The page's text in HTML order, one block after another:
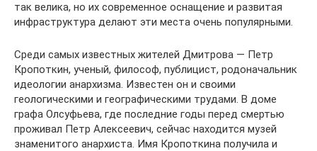
так велика, но их современное оснащение и развитая
инфраструктура делают эти места очень популярными.
Среди самых известных жителей Дмитрова — Петр
Кропоткин, ученый, философ, публицист, родоначальник
идеологии анархизма. Известен он и своими
геологическими и географическими трудами. В доме
графа Олсуфьева, где последние годы перед смертью
проживал Петр Алексеевич, сейчас находится музей
знаменитого анархиста. Имя Кропоткина получила и